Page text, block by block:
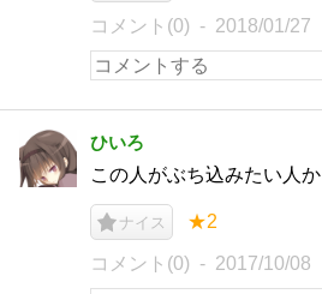
コメント(0) 2018/01/27
ひいろ
この人がぶち込みたい人か
ナイス ★2
コメント(0) 2017/10/08